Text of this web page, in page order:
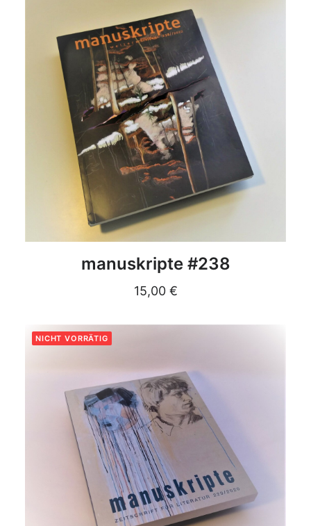
DETAILS
manuskripte #238
15,00 €
NICHT VORRÄTIG